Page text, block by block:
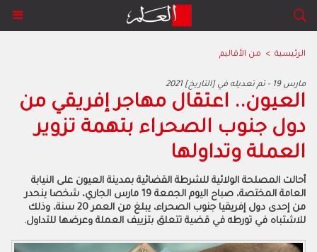
الرئيسية > من الأقاليم
2021 مارس 19 - تم تعديله في [التاريخ]
العيون.. اعتقال مهاجر إفريقي من
دول جنوب الصحراء بتهمة تزوير
العملة وتداولها
أحالت المصلحة الولائية للشرطة القضائية بمدينة العيون على النيابة
العامة المختصة، صباح اليوم الجمعة 19 مارس الجاري، شخصا ينحدر
من إحدى دول إفريقيا جنوب الصحراء، يبلغ من العمر 20 سنة، وذلك
للاشتباه في تورطه في قضية تتعلق بتزييف العملة وعرضها للتداول.